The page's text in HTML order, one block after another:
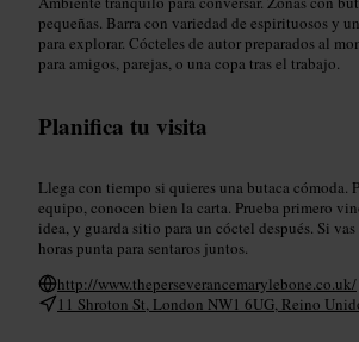
pequeñas. Barra con variedad de espirituosos y
para explorar. Cócteles de autor preparados al
para amigos, parejas, o una copa tras el trabajo.
Planifica tu visita
Llega con tiempo si quieres una butaca cómoda.
equipo, conocen bien la carta. Prueba primero
idea, y guarda sitio para un cóctel después. Si
horas punta para sentaros juntos.
http://www.theperseverancemarylebone.co.uk/
11 Shroton St, London NW1 6UG, Reino